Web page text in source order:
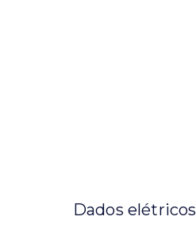
Dados elétricos